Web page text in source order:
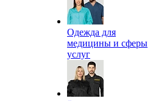
Одежда для
медицины и сферы
услуг